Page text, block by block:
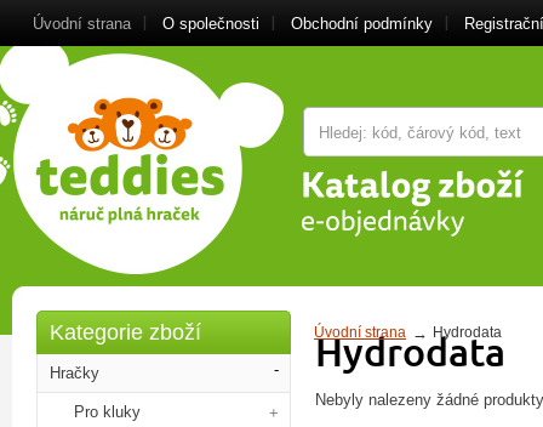
Úvodní strana O společnosti Obchodní podmínky
Úvodní strana Hydrodata
Hydrodata
Nebyly nalezeny žádné
Kategorie zboží
Hračky
Pro kluky